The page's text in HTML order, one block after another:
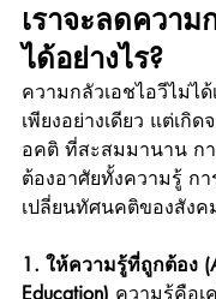
เราจะลดความ
ได้อย่างไร?
ความกลัวเอชไอวีไม่ไ
เพียงอย่างเดียว แต่เกิ
อคติ ที่สะสมมานาน ก
ต้องอาศัยทั้งความรู้ ก
เปลี่ยนทัศนคติของสังค
1. ให้ความรู้ที่ถูกต้อง
Education) ความรู้คือเ